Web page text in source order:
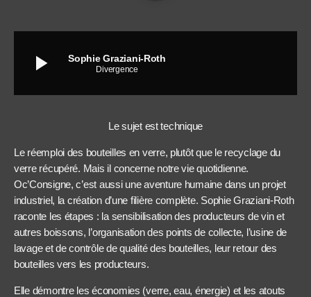
play_arrow Sophie Graziani-Roth
Divergence
Le sujet est technique
Le réemploi des bouteilles en verre, plutôt que le recyclage du
verre récupéré. Mais il concerne notre vie quotidienne.
Oc’Consigne, c’est aussi une aventure humaine dans un projet
industriel, la création d’une filière complète. Sophie Graziani-Roth
raconte les étapes : la sensibilisation des producteurs de vin et
autres boissons, l’organisation des points de collecte, l’usine de
lavage et de contrôle de qualité des bouteilles, leur retour des
bouteilles vers les producteurs.
Elle démontre les économies (verre, eau, énergie) et les atouts